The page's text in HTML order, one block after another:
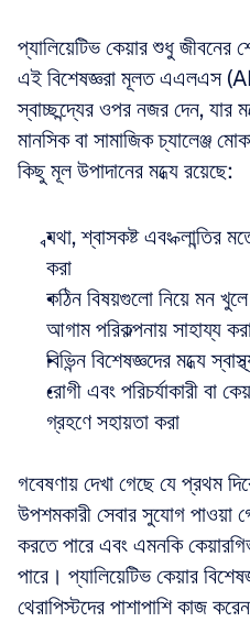
প্যালিয়েটিভ কেয়ার শুধু জীবনের
এই বিশেষজ্ঞরা মূলত এএলএস
স্বাচ্ছন্দ্যের ওপর নজর দেন,
মানসিক বা সামাজিক চ্যালেঞ্জ
কিছু মূল উপাদানের মধ্যে রয়েছে:
ব্যথা, শ্বাসকষ্ট এবং ক্লান্তির
করা
কঠিন বিষয়গুলো নিয়ে মন
আগাম পরিকল্পনায় সাহায্য
বিভিন্ন বিশেষজ্ঞদের মধ্যে
রোগী এবং পরিচর্যাকারী বা
গ্রহণে সহায়তা করা
গবেষণায় দেখা গেছে যে প্রথম
উপশমকারী সেবার সুযোগ পাওয়া
করতে পারে এবং এমনকি
পারে। প্যালিয়েটিভ কেয়ার
থেরাপিস্টদের পাশাপাশি কাজ